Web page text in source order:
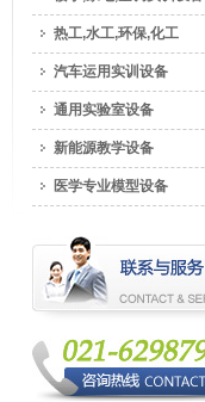
热工,水工,环保,化工
汽车运用实训设备
通用实验室设备
新能源教学设备
医学专业模型设备